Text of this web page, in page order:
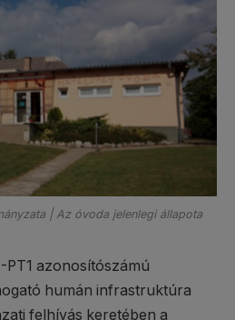
| Az óvoda jelenlegi állapota
PT1 azonosítószámú
humán infrastruktúra
felhívás keretében a